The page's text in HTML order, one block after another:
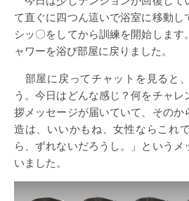
て直ぐに四つん這いで浴室に移動し
シッ〇をしてから訓練を開始します
ャワーを浴び部屋に戻りました。
部屋に戻ってチャットを見ると
う。今日はどんな感じ？何をチャ
拶メッセージが届いていて、そのか
造は、いいかもね、女性ならこれ
ら、ずれないだろうし。」というメ
いました。